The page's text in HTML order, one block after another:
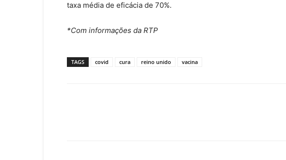
taxa média de eficácia de 70%.
*Com informações da RTP
TAGS covid cura reino unido vacina